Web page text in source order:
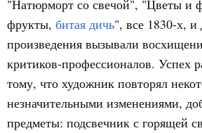
"Натюрморт со свечой", "Цветы и
фрукты, битая дичь", все 1830-х,
произведения вызывали
критиков-профессионалов. Успех
тому, что художник повторял
незначительными изменениями,
предметы: подсвечник с горящей